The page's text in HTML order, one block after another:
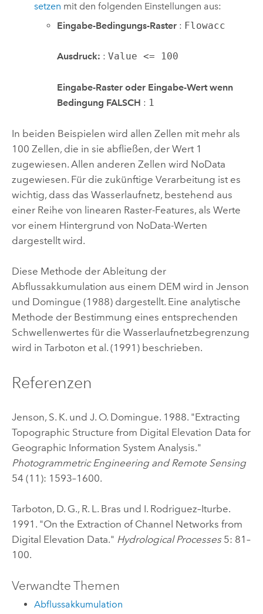
setzen mit den folgenden Einstellungen aus:
Eingabe-Bedingungs-Raster : Flowacc
Ausdruck: :Value <= 100
Eingabe-Raster oder Eingabe-Wert wenn
Bedingung FALSCH : 1
In beiden Beispielen wird allen Zellen mit mehr als
100 Zellen, die in sie abfließen, der Wert 1
zugewiesen. Allen anderen Zellen wird NoData
zugewiesen. Für die zukünftige Verarbeitung ist es
wichtig, dass das Wasserlaufnetz, bestehend aus
einer Reihe von linearen Raster-Features, als Werte
vor einem Hintergrund von NoData-Werten
dargestellt wird.
Diese Methode der Ableitung der
Abflussakkumulation aus einem DEM wird in Jenson
und Domingue (1988) dargestellt. Eine analytische
Methode der Bestimmung eines entsprechenden
Schwellenwertes für die Wasserlaufnetzbegrenzung
wird in Tarboton et al. (1991) beschrieben.
Referenzen
Jenson, S. K. und J. O. Domingue. 1988. "Extracting
Topographic Structure from Digital Elevation Data for
Geographic Information System Analysis."
Photogrammetric Engineering and Remote Sensing
54 (11): 1593–1600.
Tarboton, D. G., R. L. Bras und I. Rodriguez–Iturbe.
1991. "On the Extraction of Channel Networks from
Digital Elevation Data." Hydrological Processes5: 81–
100.
Verwandte Themen
Abflussakkumulation